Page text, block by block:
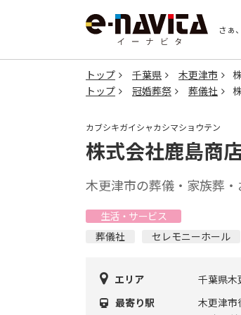
さぁ
トップ 千葉県 木更津市
トップ
冠婚葬祭 葬儀社
カブシキガイシャカシマショウテン
株式会社鹿島商
木更津市の葬儀・家族葬・
生活・サービス
葬儀社
セレモニーホール
エリア
千葉県木
最寄り駅
木更津市